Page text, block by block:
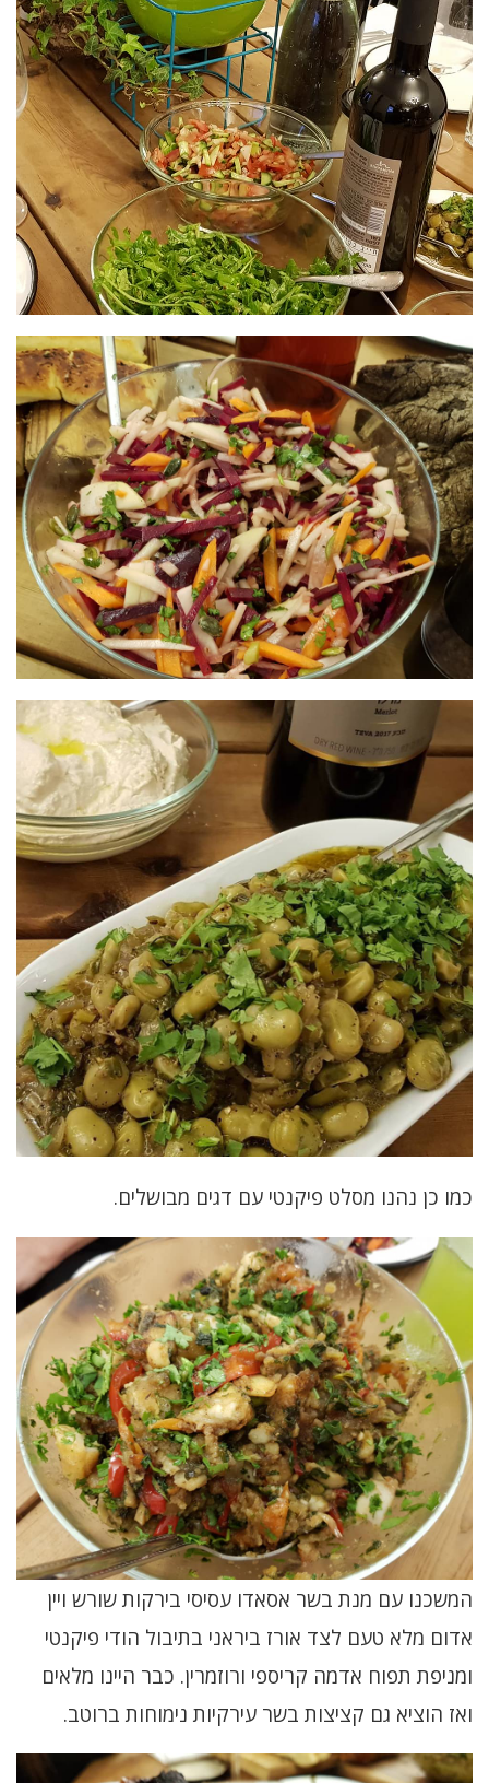
כמו כן נהנו מסלט פיקנטי עם דגים מבושלים.
המשכנו עם מנת בשר אסאדו עסיסי בירקות שורש ויין
אדום מלא טעם לצד אורז ביראני בתיבול הודי פיקנטי
ומניפת תפוח אדמה קריספי ורוזמרין. כבר היינו מלאים
ואז הוציא גם קציצות בשר עירקיות נימוחות ברוטב.